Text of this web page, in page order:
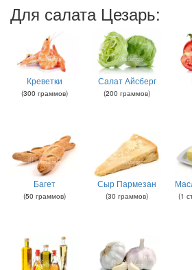
Для салата Цезарь:
Креветки
(300 граммов)
Салат Айсберг
(200 граммов)
Багет
(50 граммов)
Сыр Пармезан
(30 граммов) (1